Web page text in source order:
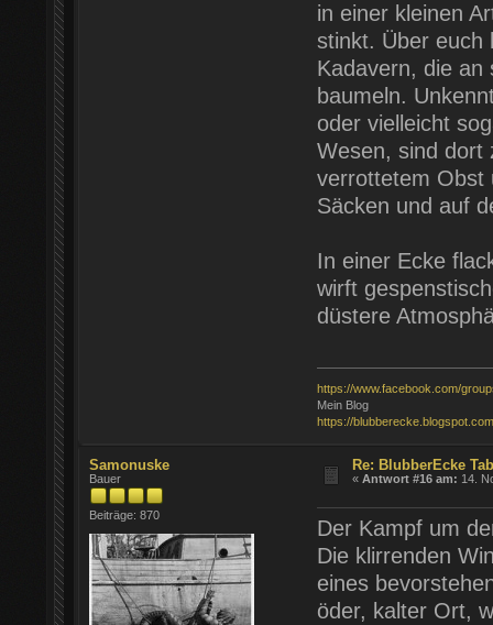
in einer kleinen
stinkt. Über euch
Kadavern, die an
baumeln.
oder vielleicht
Wesen, sind dort
verrottetem Obst
Säcken und auf
In einer Ecke
wirft
düstere
https://www.facebook.com/
Mein Blog
https://
Samonuske
Bauer
Beiträge: 870
Re: BlubberEcke
«Antwort #16 am: 14.
Der Kampf um
Die klirrenden
eines
öder, kalter Ort,